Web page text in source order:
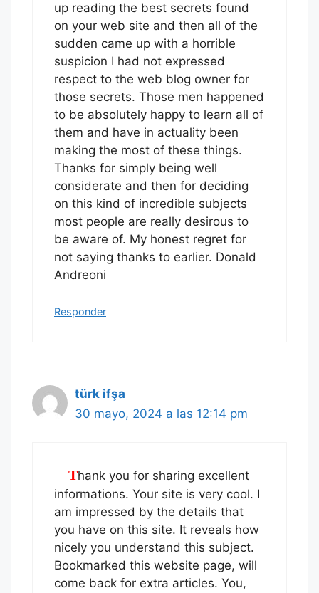
up reading the best secrets found
on your web site and then all of the
sudden came up with a horrible
suspicion I had not expressed
respect to the web blog owner for
those secrets. Those men happened
to be absolutely happy to learn all of
them and have in actuality been
making the most of these things.
Thanks for simply being well
considerate and then for deciding
on this kind of incredible subjects
most people are really desirous to
be aware of. My honest regret for
not saying thanks to earlier. Donald
Andreoni
Responder
türk ifşa
30 mayo, 2024 a las 12:14 pm
Thank you for sharing excellent
informations. Your site is very cool. I
am impressed by the details that
you have on this site. It reveals how
nicely you understand this subject.
Bookmarked this website page, will
come back for extra articles. You,